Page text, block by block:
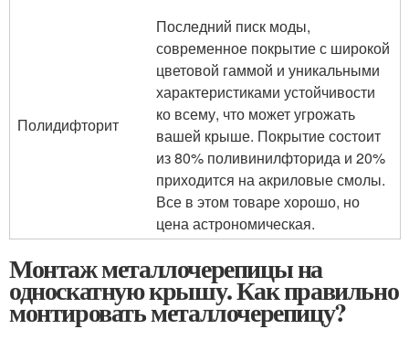
Полидифторит
Последний писк моды,
современное покрытие с широкой
цветовой гаммой и уникальными
характеристиками устойчивости
ко всему, что может угрожать
вашей крыше. Покрытие состоит
из 80% поливинилфторида и 20%
приходится на акриловые смолы.
Все в этом товаре хорошо, но
цена астрономическая.
Монтаж металлочерепицы на
односкатную крышу. Как правильно
монтировать металлочерепицу?